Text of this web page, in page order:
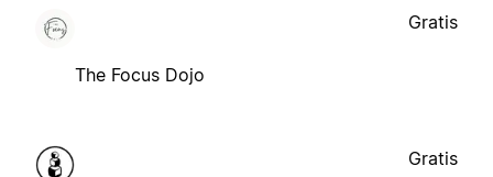
The Focus Dojo
Gratis
Gratis